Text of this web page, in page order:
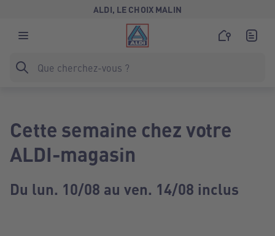
ALDI, LE CHOIX MALIN
Cette semaine chez votre
ALDI-magasin
Du lun. 10/08 au ven. 14/08 inclus